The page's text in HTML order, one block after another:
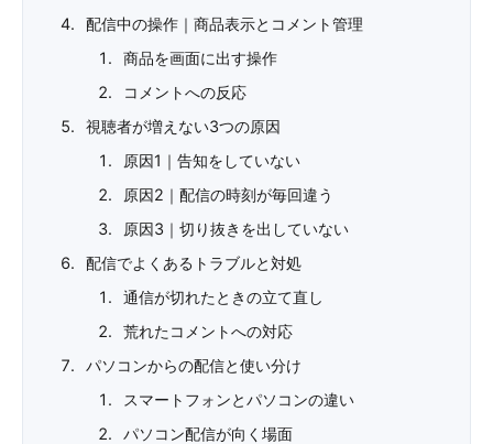
配信中の操作｜商品表示とコメント管理
商品を画面に出す操作
コメントへの反応
視聴者が増えない3つの原因
原因1｜告知をしていない
原因2｜配信の時刻が毎回違う
原因3｜切り抜きを出していない
配信でよくあるトラブルと対処
通信が切れたときの立て直し
荒れたコメントへの対応
パソコンからの配信と使い分け
スマートフォンとパソコンの違い
パソコン配信が向く場面